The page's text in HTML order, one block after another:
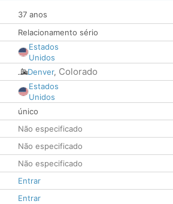
37 anos
Relacionamento sério
Estados
Unidos
Denver, Colorado
Estados
Unidos
único
Não especificado
Não especificado
Não especificado
Entrar
Entrar